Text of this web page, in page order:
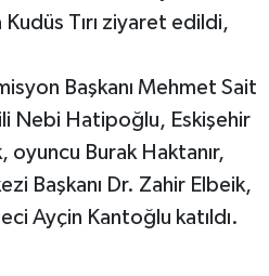
Tırı ziyaret edildi,
Başkanı Mehmet Sait
Nebi Hatipoğlu, Eskişehir
Burak Haktanır,
Başkanı Dr. Zahir Elbeik,
Ayçin Kantoğlu katıldı.